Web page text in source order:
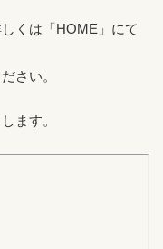
くは「HOME」にて
さい。
ます。